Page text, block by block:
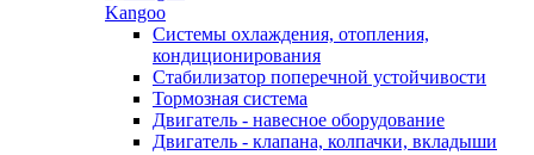
Kangoo
Системы охлаждения, отопления,
кондиционирования
Стабилизатор поперечной устойчивости
Тормозная система
Двигатель - навесное оборудование
Двигатель - клапана, колпачки, вкладыши